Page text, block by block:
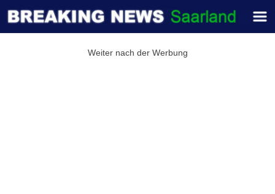
Weiter nach der Werbung